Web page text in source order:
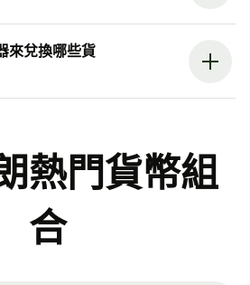
來兌換哪些貨
熱門貨幣組
合